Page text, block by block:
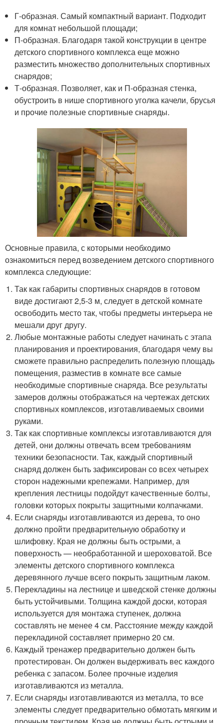
Г-образная. Самый компактный вариант. Подходит
для комнат небольшой площади;
П-образная. Благодаря такой конструкции в центре
детского спортивного комплекса еще можно
разместить множество дополнительных спортивных
снарядов;
Т-образная. Позволяет, как и П-образная стенка,
обустроить в нише спортивного уголка качели, брусья
и прочие полезные спортивные снаряды.
Основные правила, с которыми необходимо
ознакомиться перед возведением детского спортивного
комплекса следующие:
Так как габариты спортивных снарядов в готовом
виде достигают 2,5-3 м, следует в детской комнате
освободить место так, чтобы предметы интерьера не
мешали друг другу.
Любые монтажные работы следует начинать с этапа
планирования и проектирования, благодаря чему вы
сможете правильно распределить полезную площадь
помещения, разместив в комнате все самые
необходимые спортивные снаряда. Все результаты
замеров должны отображаться на чертежах детских
спортивных комплексов, изготавливаемых своими
руками.
Так как спортивные комплексы изготавливаются для
детей, они должны отвечать всем требованиям
техники безопасности. Так, каждый спортивный
снаряд должен быть зафиксирован со всех четырех
сторон надежными крепежами. Например, для
крепления лестницы подойдут качественные болты,
головки которых покрыты защитными колпачками.
Если снаряды изготавливаются из дерева, то оно
должно пройти предварительную обработку и
шлифовку. Края не должны быть острыми, а
поверхность — необработанной и шероховатой. Все
элементы детского спортивного комплекса
деревянного лучше всего покрыть защитным лаком.
Перекладины на лестнице и шведской стенке должны
быть устойчивыми. Толщина каждой доски, которая
используется для монтажа ступенек, должна
составлять не менее 4 см. Расстояние между каждой
перекладиной составляет примерно 20 см.
Каждый тренажер предварительно должен быть
протестирован. Он должен выдерживать вес каждого
ребенка с запасом. Более прочные изделия
изготавливаются из металла.
Если снаряды изготавливаются из металла, то все
элементы следует предварительно обмотать мягким и